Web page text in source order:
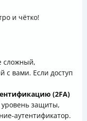
и чётко!
сложный,
с вами. Если доступ
(2FA)
защиты,
аутентификатор.